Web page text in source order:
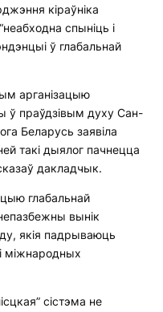
кіраўніка
спыніць і
ў глабальнай
арганізацыю
ў праўдзівым духу Сан-
Беларусь заявіла
такі дыялог пачнецца
дакладчык.
глабальнай
вынік
якія падрываюць
міжнародных
сістэма не